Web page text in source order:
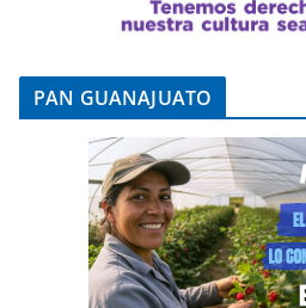
PAN GUANAJUATO